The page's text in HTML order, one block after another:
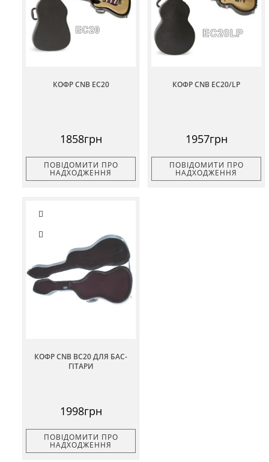
КОФР CNB EC20
1858грн
ПОВІДОМИТИ ПРО
НАДХОДЖЕННЯ
КОФР CNB EC20/LP
1957грн
ПОВІДОМИТИ ПРО
НАДХОДЖЕННЯ
КОФР CNB BC20 ДЛЯ БАС-
ГІТАРИ
1998грн
ПОВІДОМИТИ ПРО
НАДХОДЖЕННЯ